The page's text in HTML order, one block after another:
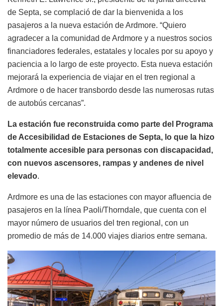
de Septa, se complació de dar la bienvenida a los
pasajeros a la nueva estación de Ardmore. “Quiero
agradecer a la comunidad de Ardmore y a nuestros socios
financiadores federales, estatales y locales por su apoyo y
paciencia a lo largo de este proyecto. Esta nueva estación
mejorará la experiencia de viajar en el tren regional a
Ardmore o de hacer transbordo desde las numerosas rutas
de autobús cercanas”.
La estación fue reconstruida como parte del Programa
de Accesibilidad de Estaciones de Septa, lo que la hizo
totalmente accesible para personas con discapacidad,
con nuevos ascensores, rampas y andenes de nivel
elevado.
Ardmore es una de las estaciones con mayor afluencia de
pasajeros en la línea Paoli/Thorndale, que cuenta con el
mayor número de usuarios del tren regional, con un
promedio de más de 14.000 viajes diarios entre semana.